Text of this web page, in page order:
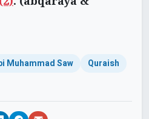
Muhammad Saw
Quraish